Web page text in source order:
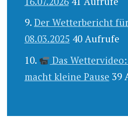
Der Wetterbericht
08.03.2025 40 Aufrufe
Das
macht kleine Pause 39